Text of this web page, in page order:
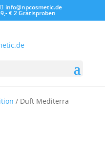
info@npcosmetic.de
€2 Gratisproben
/ Duft Mediterra